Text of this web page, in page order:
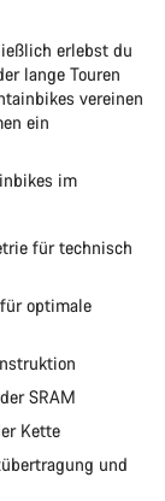
erlebst du
lange Touren
vereinen
ein
im
für technisch
optimale
SRAM
Kette
und